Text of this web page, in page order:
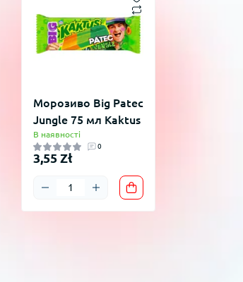
Морозиво Big Patec
Jungle 75 мл Kaktus
В наявності
0
3,55 Zł